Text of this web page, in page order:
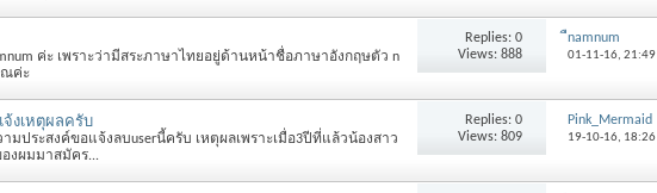
ค่ะ เพราะว่ามีสระภาษาไทยอยู่ด้านหน้าชื่อภาษาอังกฤษตัว n
ณค่ะ
Replies: 0
Views: 888
ืnamnum
01-11-16, 21:49
งเหตุผลครับ
ามประสงค์ขอแจ้งลบuserนี้ครับ เหตุผลเพราะเมื่อ3ปีที่แล้วน้องสาว
งผมมาสมัคร...
Replies: 0
Views: 809
Pink_Mermaid
19-10-16, 18:26